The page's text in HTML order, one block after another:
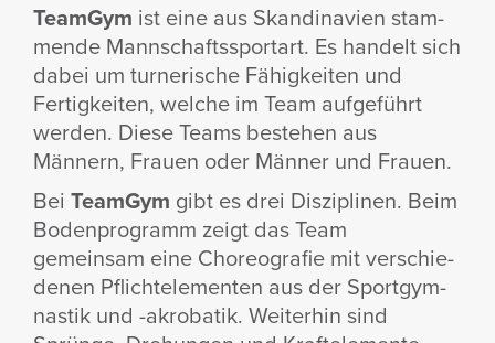
TeamGym ist eine aus Skan­di­na­vien stam­
mende Mann­schafts­sportart. Es handelt sich
dabei um turne­ri­sche Fähig­keiten und
Fertig­keiten, welche im Team aufge­führt
werden. Diese Teams bestehen aus
Männern, Frauen oder Männer und Frauen.
Bei TeamGym gibt es drei Diszi­plinen. Beim
Boden­pro­gramm zeigt das Team
gemeinsam eine Choreo­grafie mit verschie­
denen Pflich­t­e­le­menten aus der Sport­gym­
nastik und -akro­batik. Weiterhin sind